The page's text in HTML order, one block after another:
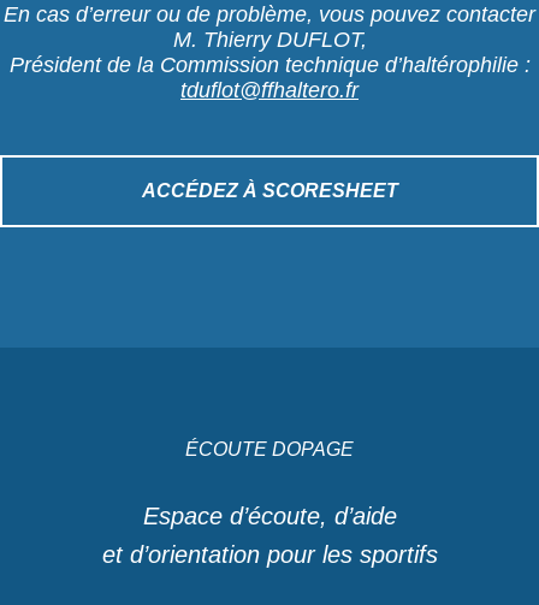
En cas d’erreur ou de problème, vous pouvez contacter
M. Thierry DUFLOT,
Président de la Commission technique d’haltérophilie :
tduflot@ffhaltero.fr
ACCÉDEZ À SCORESHEET
ÉCOUTE DOPAGE
Espace d’écoute, d’aide
et d’orientation pour les sportifs